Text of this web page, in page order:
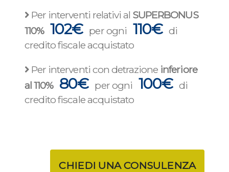
Per interventi relativi al SUPERBONUS
110% 102€ per ogni 110€ di
credito fiscale acquistato
Per interventi con detrazione inferiore
al 110% 80€ per ogni 100€ di
credito fiscale acquistato
CHIEDI UNA CONSULENZA